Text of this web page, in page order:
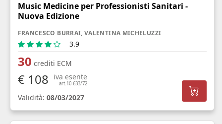
Music Medicine per Professionisti Sanitari -
Nuova Edizione
FRANCESCO BURRAI, VALENTINA MICHELUZZI
3.9
30 crediti ECM
€ 108 iva esente
art.10 633/72
Validità: 08/03/2027